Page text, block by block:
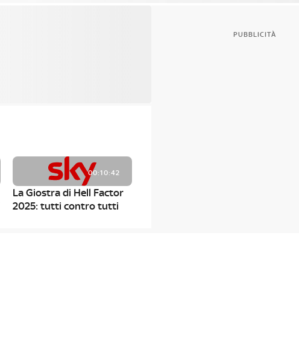
00:10:42
La Giostra di Hell Factor
2025: tutti contro tutti
PUBBLICITÀ